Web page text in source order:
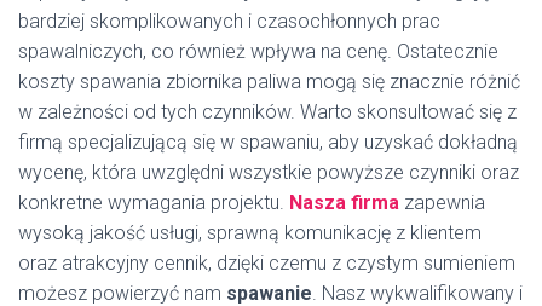
bardziej skomplikowanych i czasochłonnych prac
spawalniczych, co również wpływa na cenę. Ostatecznie
koszty spawania zbiornika paliwa mogą się znacznie różnić
w zależności od tych czynników. Warto skonsultować się z
firmą specjalizującą się w spawaniu, aby uzyskać dokładną
wycenę, która uwzględni wszystkie powyższe czynniki oraz
konkretne wymagania projektu. Nasza firma zapewnia
wysoką jakość usługi, sprawną komunikację z klientem
oraz atrakcyjny cennik, dzięki czemu z czystym sumieniem
możesz powierzyć nam spawanie. Nasz wykwalifikowany i